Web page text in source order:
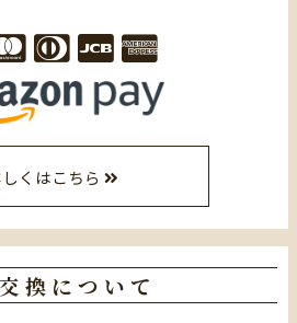
くはこちら
換について